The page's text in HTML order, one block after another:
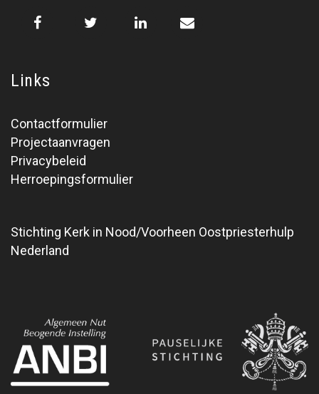
Links
Contactformulier
Projectaanvragen
Privacybeleid
Herroepingsformulier
Stichting Kerk in Nood/Voorheen Oostpriesterhulp
Nederland